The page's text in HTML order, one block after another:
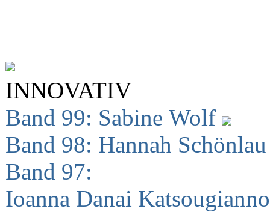
INNOVATIV
Band 99: Sabine Wolf
Band 98: Hannah
Band 97:
Ioanna Danai